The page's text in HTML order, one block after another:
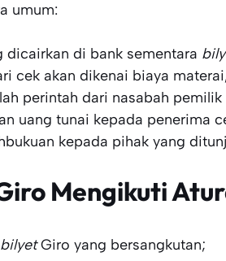
umum:
dicairkan di bank sementara
cek akan dikenai biaya
perintah dari nasabah
uang tunai kepada penerima
kepada pihak yang
Mengikuti
bilyetGiro yang bersangkutan;